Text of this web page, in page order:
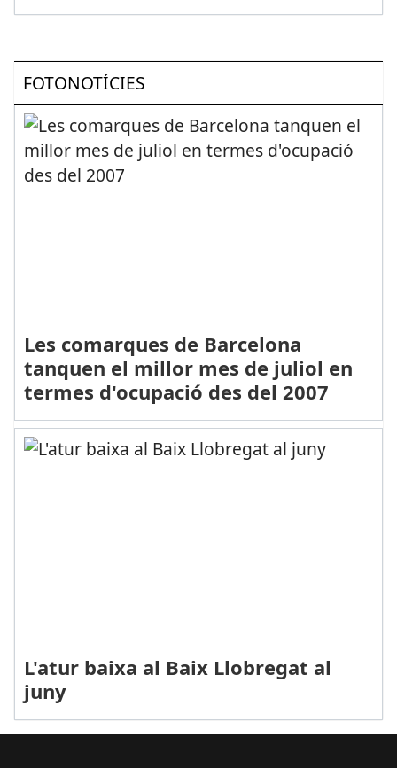
FOTONOTÍCIES
Les comarques de Barcelona
tanquen el millor mes de juliol en
termes d'ocupació des del 2007
L'atur baixa al Baix Llobregat al
juny